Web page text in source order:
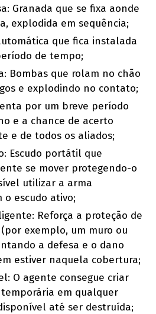
Granada que se fixa aonde
explodida em sequência;
que fica instalada
de tempo;
Bombas que rolam no chão
e explodindo no contato;
por um breve período
e a chance de acerto
e de todos os aliados;
Escudo portátil que
se mover protegendo-o
utilizar a arma
o escudo ativo;
Reforça a proteção de
exemplo, um muro ou
a defesa e o dano
estiver naquela cobertura;
O agente consegue criar
em qualquer
até ser destruída;